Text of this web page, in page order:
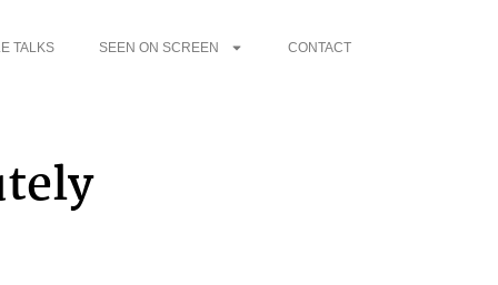
TALKS SEEN ON SCREEN CONTACT